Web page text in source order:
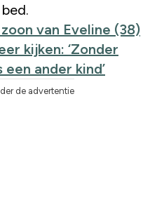
van Eveline (38)
kijken: ‘Zonder
ander kind’
de advertentie